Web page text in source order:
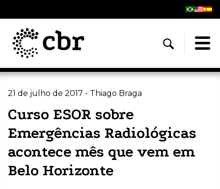
21 de julho de 2017 - Thiago Braga
Curso ESOR sobre
Emergências Radiológicas
acontece mês que vem em
Belo Horizonte